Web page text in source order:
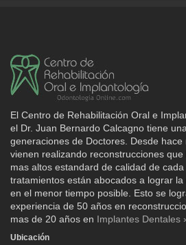
El Centro de Rehabilitación Oral e
el Dr. Juan Bernardo Calcagno tiene
generaciones de Doctores. Desde hace
vienen realizando reconstrucciones
mas altos estandard de calidad de
tratamientos están abocados a lograr
en el menor tiempo posible. Esto se
experiencia de 50 años en
mas de 20 años en Implantes Dentales
Ubicación